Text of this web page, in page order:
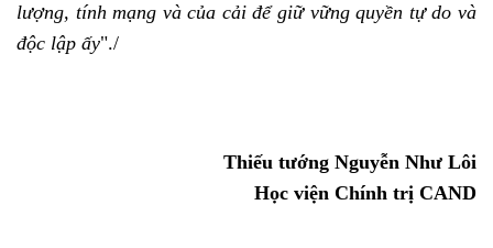
lượng, tính mạng và của cải để giữ vững quyền tự do và
độc lập ấy"./
Thiếu tướng Nguyễn Như Lôi
Học viện Chính trị CAND